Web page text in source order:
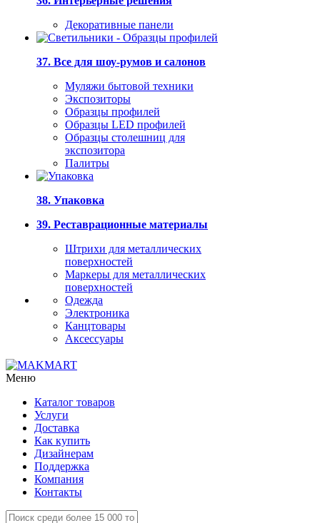
Декоративные панели
37. Все для шоу-румов и салонов
Муляжи бытовой техники
Экспозиторы
Образцы профилей
Образцы LED профилей
Образцы столешниц для
экспозитора
Палитры
38. Упаковка
39. Реставрационные материалы
Штрихи для металлических
поверхностей
Маркеры для металлических
поверхностей
Одежда
Электроника
Канцтовары
Аксессуары
Меню
Каталог товаров
Услуги
Доставка
Как купить
Дизайнерам
Поддержка
Компания
Контакты